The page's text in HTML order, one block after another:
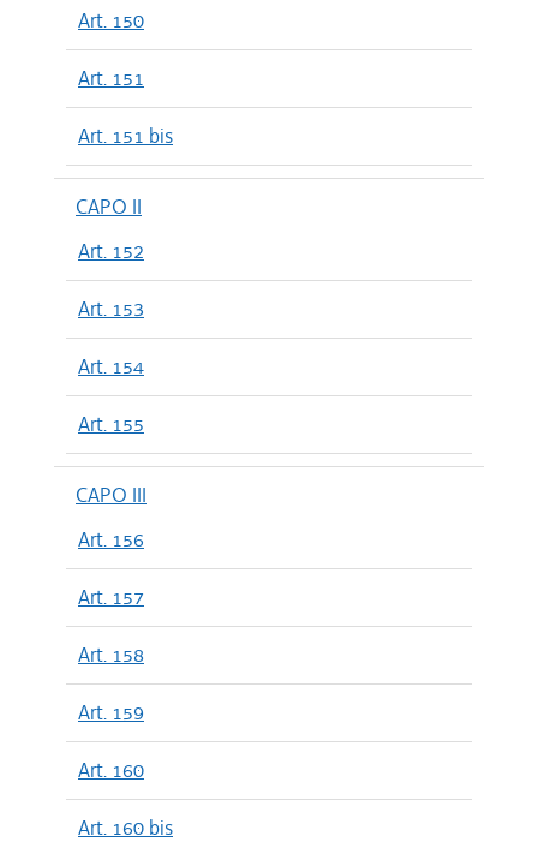
Art. 150
Art. 151
Art. 151 bis
CAPO II
Art. 152
Art. 153
Art. 154
Art. 155
CAPO III
Art. 156
Art. 157
Art. 158
Art. 159
Art. 160
Art. 160 bis